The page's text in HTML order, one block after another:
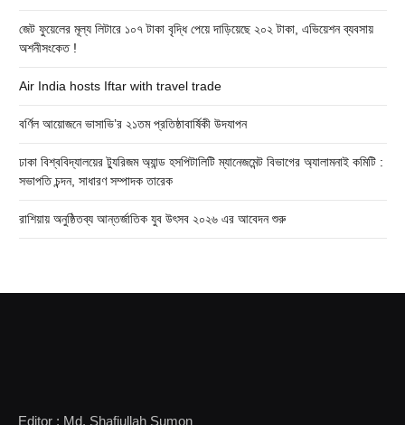
জেট ফুয়েলের মূল্য লিটারে ১০৭ টাকা বৃদ্ধি পেয়ে দাড়িয়েছে ২০২ টাকা, এভিয়েশন ব্যবসায়
অশনীসংকেত !
Air India hosts Iftar with travel trade
বর্ণিল আয়োজনে ভাসাভি’র ২১তম প্রতিষ্ঠাবার্ষিকী উদযাপন
ঢাকা বিশ্ববিদ্যালয়ের ট্যুরিজম অ্যান্ড হসপিটালিটি ম্যানেজমেন্ট বিভাগের অ্যালামনাই কমিটি :
সভাপতি চন্দন, সাধারণ সম্পাদক তারেক
রাশিয়ায় অনুষ্ঠিতব্য আন্তর্জাতিক যুব উৎসব ২০২৬ এর আবেদন শুরু
Editor : Md. Shafiullah Sumon